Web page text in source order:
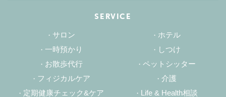
SERVICE
サロン
ホテル
一時預かり
しつけ
お散歩代行
ペットシッター
フィジカルケア
介護
定期健康チェック&ケア
Life & Health相談